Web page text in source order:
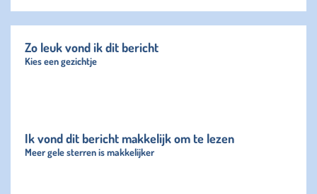
Zo leuk vond ik dit bericht
Kies een gezichtje
Ik vond dit bericht makkelijk om te lezen
Meer gele sterren is makkelijker